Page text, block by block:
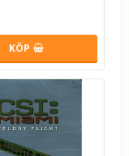
KÖP